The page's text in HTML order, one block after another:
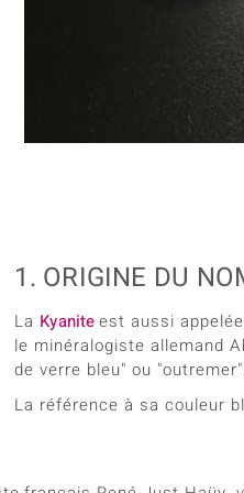
Sphène
Tourmaline
Vitale Minerale
1. ORIGINE DU
La Kyaniteest aussi
le minéralogiste allemand
de verre bleu" ou
La référence à sa couleur